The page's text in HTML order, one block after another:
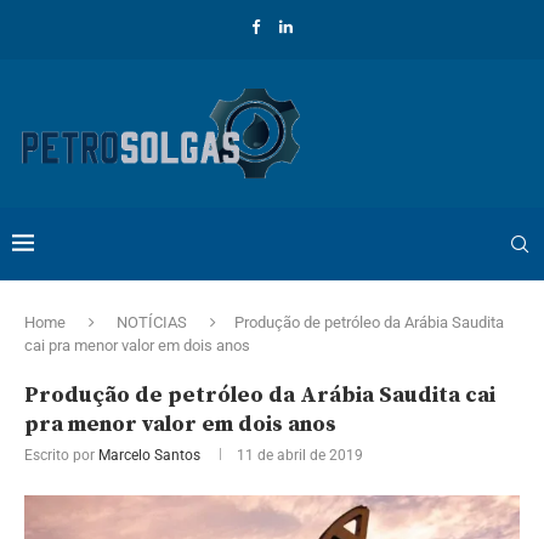
Home NOTÍCIAS
Produção de petróleo da Arábia Saudita
cai pra menor valor em dois anos
Produção de petróleo da Arábia Saudita cai
pra menor valor em dois anos
Escrito por Marcelo Santos 11 de abril de 2019